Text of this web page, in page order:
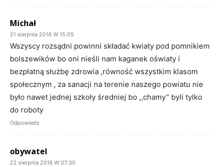
Michał
21 sierpnia 2016 W 15:05
Wszyscy rozsądni powinni składać kwiaty pod pomnikiem
bolszewików bo oni nieśli nam kaganek oświaty i
bezpłatną służbę zdrowia ,równość wszystkim klasom
społecznym , za sanacji na terenie naszego powiatu nie
było nawet jednej szkoły średniej bo ,,chamy” byli tylko
do roboty
Odpowiedz
obywatel
22 sierpnia 2016 W 07:30